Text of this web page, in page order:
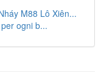
M88 Lô Xiên...
ogni b...